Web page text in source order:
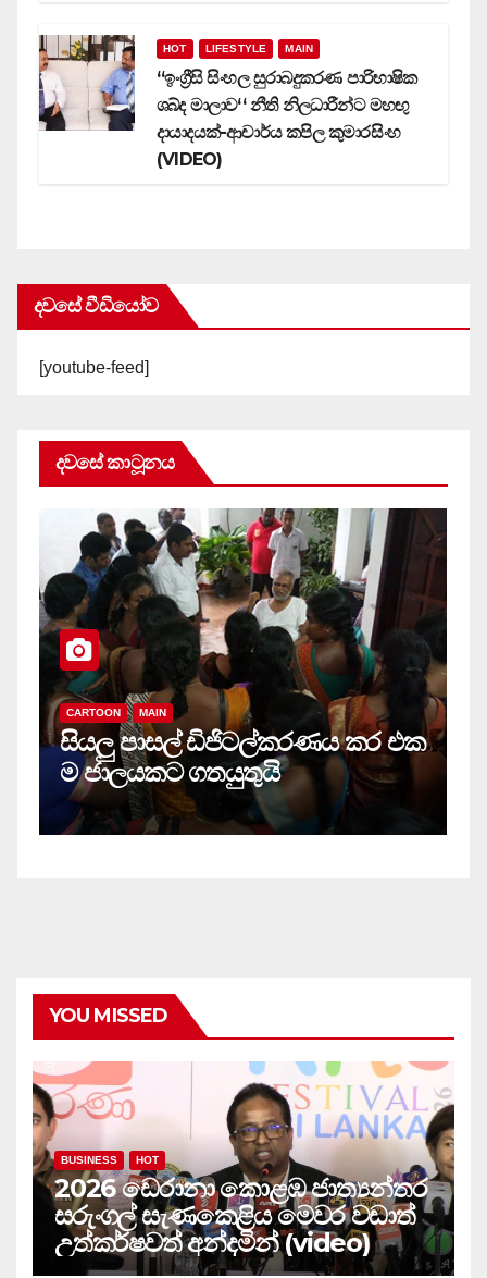
HOT LIFESTYLE MAIN
‘‘ඉංග්‍රීසි සිංහල සුරාබදුකරණ පාරිභාෂික
ශබ්ද මාලාව‘‘ නීති නිලධාරීන්ට මහඟු
දායාදයක්-ආචාර්ය කපිල කුමාරසිංහ
(VIDEO)
දවසේ වීඩියෝව
[youtube-feed]
දවසේ කාටූනය
CARTOON MAIN
සියලු‍ පාසල් ඩිජිටල්කරණය කර එක
ම ජාලයකට ගතයුතුයි
YOU MISSED
BUSINESS HOT
2026 ඩෙරානා කොළඹ ජාත්‍යන්තර
සරුංගල් සැණකෙළිය මෙවර වඩාත්
උත්කර්ෂවත් අන්දමින් (video)